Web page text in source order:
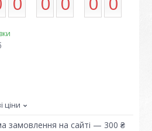
ціни
замовлення на сайті — 300 ₴